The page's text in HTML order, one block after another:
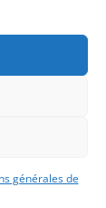
générales de